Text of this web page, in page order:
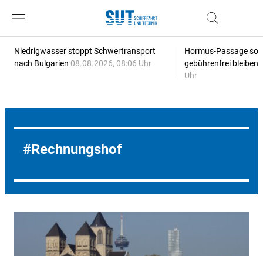
Niedrigwasser stoppt Schwertransport
nach Bulgarien 08.08.2026, 08:06 Uhr
Hormus-Passage
gebührenfrei bleiben
Uhr
Rechnungshof